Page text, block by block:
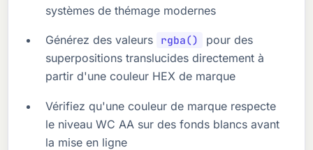
systèmes de thémage modernes
Générez des valeurs rgba()
pour des
superpositions translucides directement à
partir d'une couleur HEX de marque
Vérifiez qu'une couleur de marque respecte
le niveau WC AA sur des fonds blancs avant
la mise en ligne